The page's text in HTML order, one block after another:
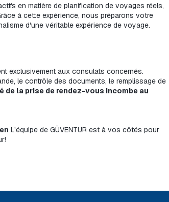
en matière de planification de voyages réels,
à cette expérience, nous préparons votre
d'une véritable expérience de voyage.
exclusivement aux consulats concernés.
le contrôle des documents, le remplissage de
de la prise de rendez-vous incombe au
L'équipe de GÜVENTUR est à vos côtés pour